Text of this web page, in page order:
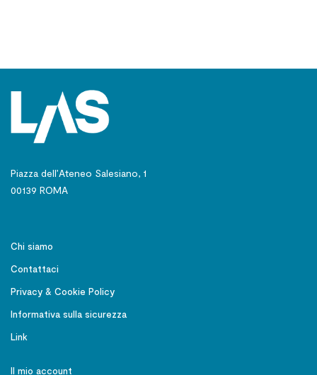
Piazza dell’Ateneo Salesiano, 1
00139 ROMA
Chi siamo
Contattaci
Privacy & Cookie Policy
Informativa sulla sicurezza
Link
Il mio account